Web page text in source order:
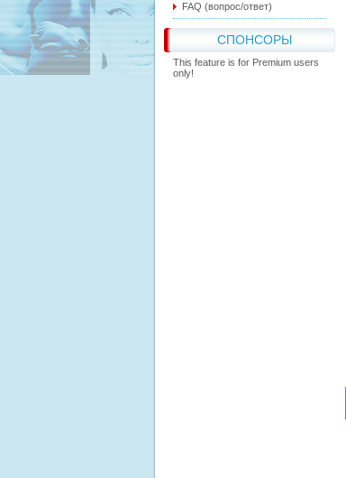
FAQ (вопрос/ответ)
СПОНСОРЫ
This feature is for Premium users
only!